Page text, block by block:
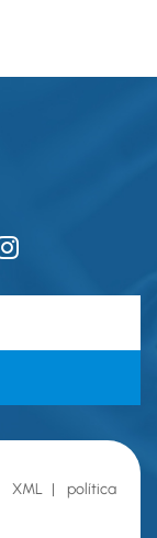
XML |
política